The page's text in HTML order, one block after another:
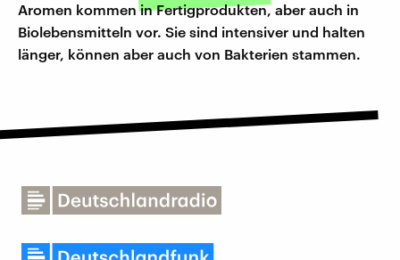
Aromen kommen in Fertigprodukten, aber auch in
Biolebensmitteln vor. Sie sind intensiver und halten
länger, können aber auch von Bakterien stammen.